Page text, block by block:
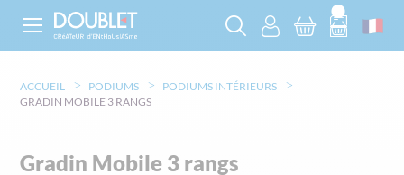
ACCUEIL PODIUMS
PODIUMS INTÉRIEURS
GRADIN MOBILE 3 RANGS
Gradin Mobile 3 rangs